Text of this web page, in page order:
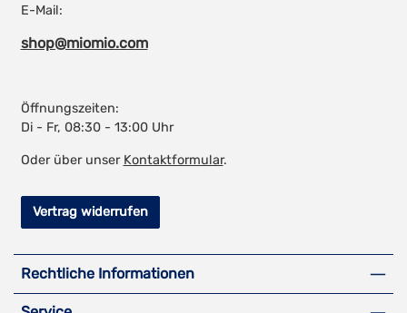
E-Mail:
shop@miomio.com
Öffnungszeiten:
Di - Fr, 08:30 - 13:00 Uhr
Oder über unser Kontaktformular.
Vertrag widerrufen
Rechtliche Informationen